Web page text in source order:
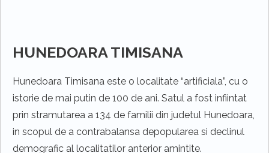
HUNEDOARA TIMISANA
Hunedoara Timisana este o localitate “artificiala”, cu o
istorie de mai putin de 100 de ani. Satul a fost infiintat
prin stramutarea a 134 de familii din judetul Hunedoara,
in scopul de a contrabalansa depopularea si declinul
demografic al localitatilor anterior amintite.